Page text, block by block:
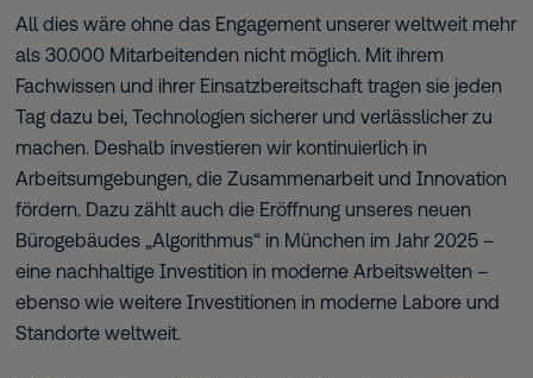
All dies wäre ohne das Engagement unserer weltweit mehr
als 30.000 Mitarbeitenden nicht möglich. Mit ihrem
Fachwissen und ihrer Einsatzbereitschaft tragen sie jeden
Tag dazu bei, Technologien sicherer und verlässlicher zu
machen. Deshalb investieren wir kontinuierlich in
Arbeitsumgebungen, die Zusammenarbeit und Innovation
fördern. Dazu zählt auch die Eröffnung unseres neuen
Bürogebäudes „Algorithmus“ in München im Jahr 2025 –
eine nachhaltige Investition in moderne Arbeitswelten –
ebenso wie weitere Investitionen in moderne Labore und
Standorte weltweit.